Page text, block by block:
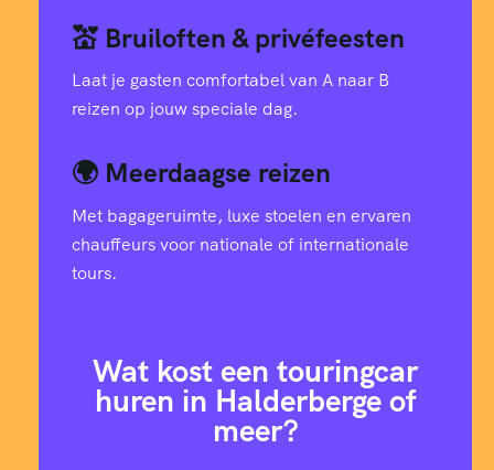
💒 Bruiloften & privéfeesten
Laat je gasten comfortabel van A naar B
reizen op jouw speciale dag.
🌍 Meerdaagse reizen
Met bagageruimte, luxe stoelen en ervaren
chauffeurs voor nationale of internationale
tours.
Wat kost een touringcar
huren in Halderberge of
meer?